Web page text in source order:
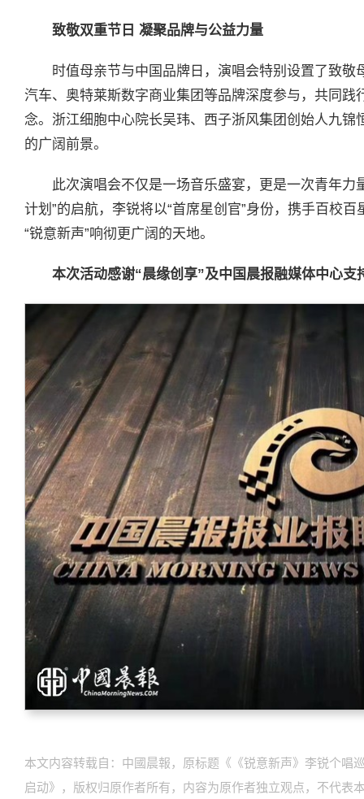
致敬双重节日 凝聚品牌与公益力量
时值母亲节与中国品牌日，演唱会特别设置了致
汽车、奥特莱斯数字商业集团等品牌深度参与，共同践
念。浙江细胞中心院长吴玮、西子浙风集团创始人九
的广阔前景。
此次演唱会不仅是一场音乐盛宴，更是一次青年
计划”的启航，李锐将以“首席星创官”身份，携手百校
“锐意新声”响彻更广阔的天地。
本次活动感谢“晨缘创享”及中国晨报融媒体中心支
本文内容转载自：中國晨報，原标题《《锐意新声》李锐个唱
启动》，版权归原作者所有，内容为原作者独立观点，不代表